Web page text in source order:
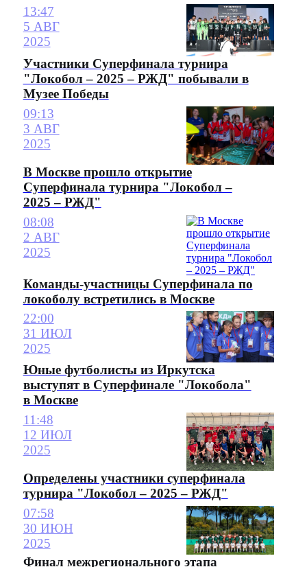
13:47
5 АВГ
2025
Участники Суперфинала турнира
"Локобол – 2025 – РЖД" побывали в
Музее Победы
09:13
3 АВГ
2025
В Москве прошло открытие
Суперфинала турнира "Локобол –
2025 – РЖД"
08:08
2 АВГ
2025
Команды-участницы Суперфинала по
локоболу встретились в Москве
22:00
31 ИЮЛ
2025
Юные футболисты из Иркутска
выступят в Суперфинале "Локобола"
в Москве
11:48
12 ИЮЛ
2025
Определены участники суперфинала
турнира "Локобол – 2025 – РЖД"
07:58
30 ИЮН
2025
Финал межрегионального этапа